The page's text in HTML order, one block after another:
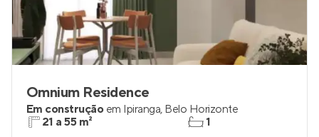
Omnium Residence
Em construção em Ipiranga, Belo Horizonte
21 a 55 m²
1